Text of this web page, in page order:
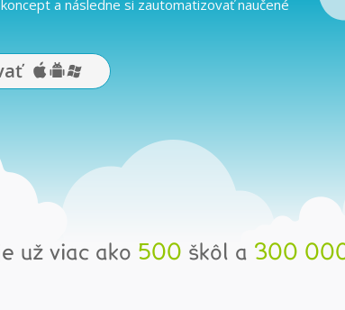
a následne si zautomatizovať naučené
už viac ako 500 škôl a 300